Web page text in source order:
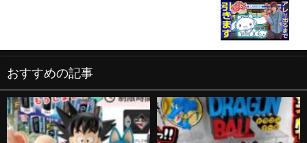
おすすめの記事